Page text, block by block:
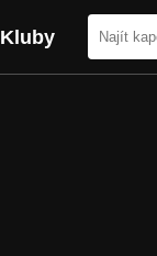
Kluby